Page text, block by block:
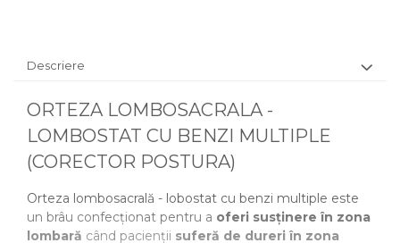
Descriere
ORTEZA LOMBOSACRALA -
LOMBOSTAT CU BENZI MULTIPLE
(CORECTOR POSTURA)
Orteza lombosacrală - lobostat cu benzi multiple este
un brâu confecționat pentru a oferi susținere în zona
lombară când pacienții suferă de dureri în zona